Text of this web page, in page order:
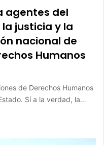
agentes del
la justicia y la
nacional de
Humanos
de Derechos Humanos
Sí a la verdad, la…